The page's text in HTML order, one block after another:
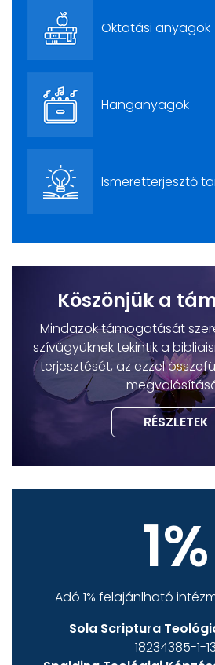
Oktatási anyagok
Hanganyagok
Ismeretterjesztő
Köszönjük a
Mindazok támogatását
szívügyüknek tekintik a
terjesztését, az ezzel
RÉSZLETEK
1%
Adó 1% felajánlható
Sola Scriptura
18234385-1-13